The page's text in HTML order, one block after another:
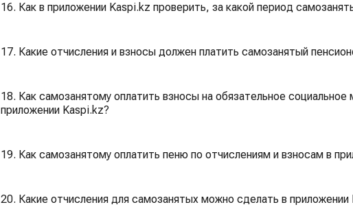
16. Как в приложении Kaspi.kz проверить, за какой период
17. Какие отчисления и взносы должен платить самозанятый
18. Как самозанятому оплатить взносы на обязательное социальное
приложении Kaspi.kz?
19. Как самозанятому оплатить пеню по отчислениям и взносам в
20. Какие отчисления для самозанятых можно сделать в приложении